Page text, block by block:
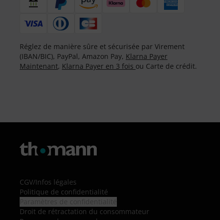
Réglez de manière sûre et sécurisée par Virement
(IBAN/BIC), PayPal, Amazon Pay, Klarna Payer
Maintenant, Klarna Payer en 3 fois ou Carte de crédit.
CGV/Infos légales
Politique de confidentialité
Droit de rétractation du consommateur